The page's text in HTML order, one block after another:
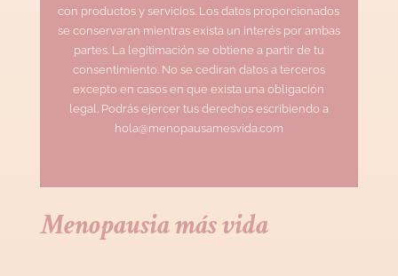
con productos y servicios. Los datos proporcionados
se conservaran mientras exista un interés por ambas
partes. La legitimación se obtiene a partir de tu
consentimiento. No se cediran datos a terceros
excepto en casos en que exista una obligación
legal. Podrás ejercer tus derechos escribiendo a
hola@menopausamesvida.com
Menopausia más vida